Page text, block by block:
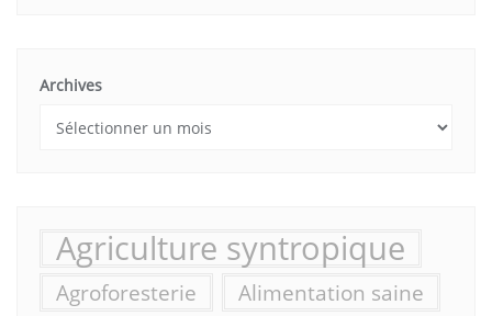
Archives
Agriculture syntropique
Agroforesterie Alimentation saine